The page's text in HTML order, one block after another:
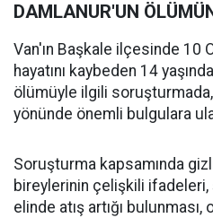
DAMLANUR'UN
Van'ın Başkale ilçesinde 10
hayatını kaybeden 14
ölümüyle ilgili soruşturmada,
yönünde önemli bulgulara
Soruşturma kapsamında
bireylerinin çelişkili
elinde atış artığı bulunması,